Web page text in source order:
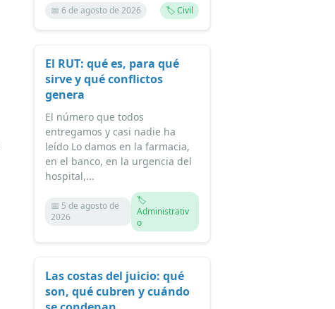
📅 6 de agosto de 2026 🏷️ Civil
El RUT: qué es, para qué
sirve y qué conflictos
genera
El número que todos
entregamos y casi nadie ha
leído Lo damos en la farmacia,
en el banco, en la urgencia del
hospital,...
📅 5 de agosto de
2026
🏷️
Administrativ
o
Las costas del juicio: qué
son, qué cubren y cuándo